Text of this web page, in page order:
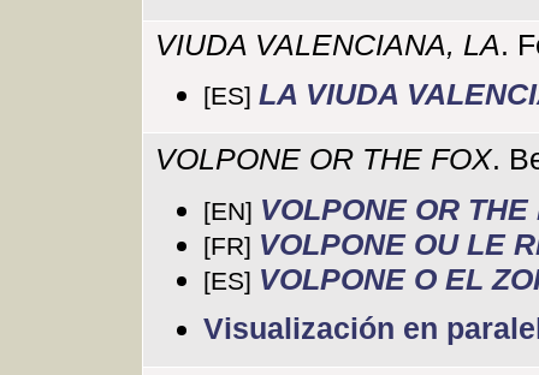
VIUDA VALENCIANA, LA.
[ES] LA VIUDA
VOLPONE OR THE FOX.
[EN] VOLPONE OR THE
[FR] VOLPONE OU LE
[ES] VOLPONE O EL
Visualización en